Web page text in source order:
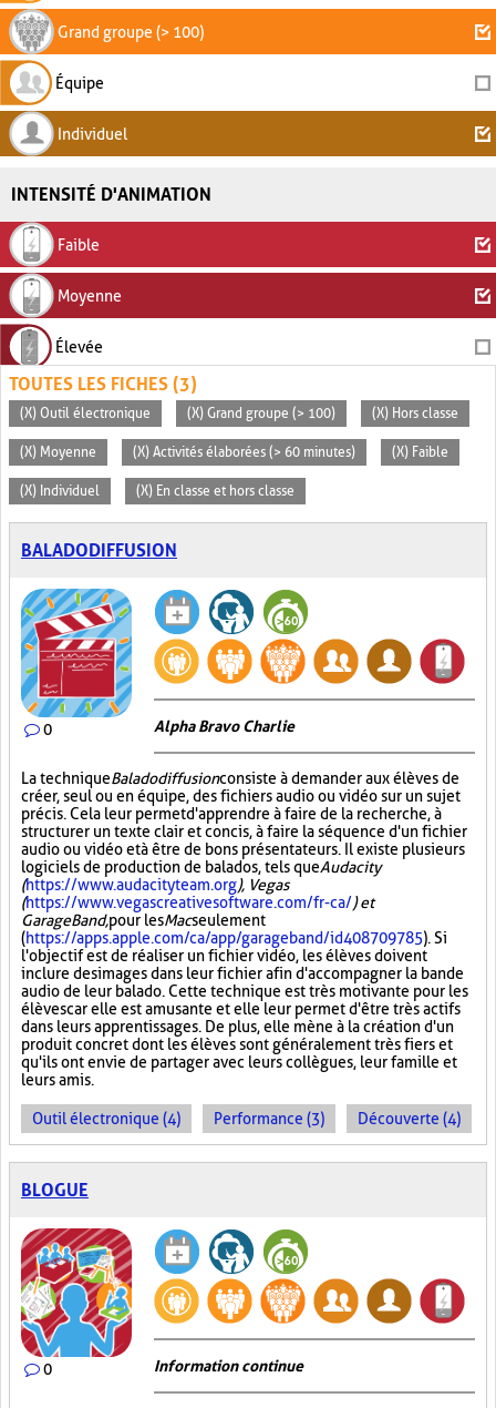
Grand groupe (> 100)
Équipe
Individuel
INTENSITÉ D'ANIMATION
Faible
Moyenne
Élevée
TOUTES LES FICHES (3)
(X) Outil électronique (X) Grand groupe (> 100) (X) Hors classe
(X) Moyenne (X) Activités élaborées (> 60 minutes) (X) Faible
(X) Individuel (X) En classe et hors classe
BALADODIFFUSION
0 Alpha Bravo Charlie
La techniqueBaladodiffusionconsiste à demander aux élèves de
créer, seul ou en équipe, des fichiers audio ou vidéo sur un sujet
précis. Cela leur permet d'apprendre à faire de la recherche, à
structurer un texte clair et concis, à faire la séquence d'un fichier
audio ou vidéo et à être de bons présentateurs. Il existe plusieurs
logiciels de production de balados, tels queAudacity
(https://www.audacityteam.org), Vegas
(https://www.vegascreativesoftware.com/fr-ca/) et
GarageBand,pour lesMacseulement
(https://apps.apple.com/ca/app/garageband/id408709785). Si
l'objectif est de réaliser un fichier vidéo, les élèves doivent
inclure des images dans leur fichier afin d'accompagner la bande
audio de leur balado. Cette technique est très motivante pour les
élèves car elle est amusante et elle leur permet d'être très actifs
dans leurs apprentissages. De plus, elle mène à la création d'un
produit concret dont les élèves sont généralement très fiers et
qu'ils ont envie de partager avec leurs collègues, leur famille et
leurs amis.
Outil électronique (4) Performance (3) Découverte (4)
BLOGUE
0 Information continue